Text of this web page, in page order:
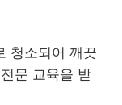
청소되어 깨끗
문 교육을 받